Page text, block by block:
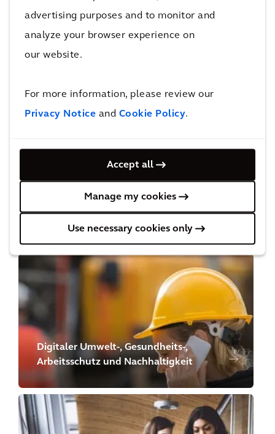
advertising purposes and to monitor and
analyze your browser experience on
our website.
For more information, please review our
Privacy Notice and Cookie Policy.
Accept all
Manage my cookies
Use necessary cookies only
Digitaler Umwelt-, Gesundheits-,
Arbeitsschutz und Nachhaltigkeit